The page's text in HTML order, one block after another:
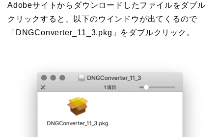
Adobeサイトからダウンロードしたファイルをダブル
クリックすると、以下のウインドウが出てくるので
「DNGConverter_11_3.pkg」をダブルクリック。